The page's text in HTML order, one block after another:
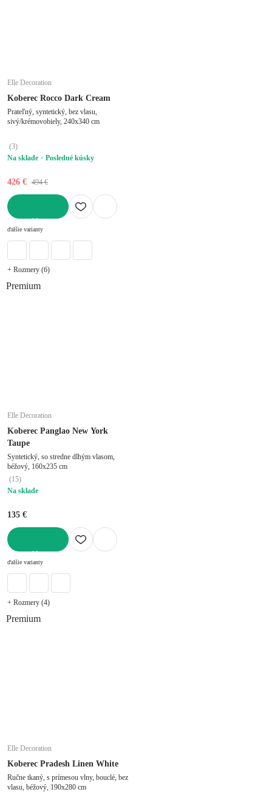
Elle Decoration
Koberec Rocco Dark Cream
Prateľný, syntetický, bez vlasu,
sivý/krémovobiely, 240x340 cm
(3)
Na sklade
Posledné kúsky
426 € 494 €
ďalšie varianty
+ Rozmery (6)
Premium
Elle Decoration
Koberec Panglao New York
Taupe
Syntetický, so stredne dlhým vlasom,
béžový, 160x235 cm
(15)
Na sklade
135 €
ďalšie varianty
+ Rozmery (4)
Premium
Elle Decoration
Koberec Pradesh Linen White
Ručne tkaný, s prímesou vlny, bouclé, bez
vlasu, béžový, 190x280 cm